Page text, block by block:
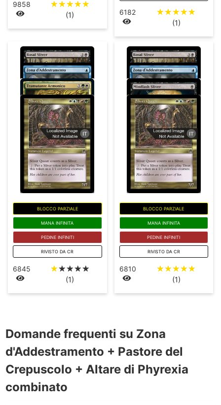
9858 ☆☆☆☆☆
(1)
6182 ☆☆☆☆☆
(1)
6845 ☆☆☆☆☆
(1)
BLOCCO PARZIALE
MANA INFINITA
PEDINE INFINITI
RIVISTO DA CR
6810 ☆☆☆☆☆
(1)
BLOCCO PARZIALE
MANA INFINITA
PEDINE INFINITI
RIVISTO DA CR
Domande frequenti su Zona
d'Addestramento + Pastore del
Crepuscolo + Altare di Phyrexia
combinato